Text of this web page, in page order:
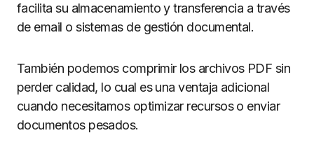
facilita su almacenamiento y transferencia a través
de email o sistemas de gestión documental.
También podemos comprimir los archivos PDF sin
perder calidad, lo cual es una ventaja adicional
cuando necesitamos optimizar recursos o enviar
documentos pesados.